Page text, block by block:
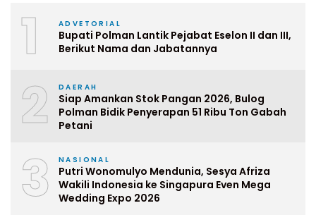
1 ADVETORIAL
Bupati Polman Lantik Pejabat Eselon II dan III,
Berikut Nama dan Jabatannya
2 DAERAH
Siap Amankan Stok Pangan 2026, Bulog
Polman Bidik Penyerapan 51 Ribu Ton Gabah
Petani
3 NASIONAL
Putri Wonomulyo Mendunia, Sesya Afriza
Wakili Indonesia ke Singapura Even Mega
Wedding Expo 2026